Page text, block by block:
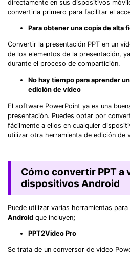
directamente en sus dispositivos
convertirla primero para facilitar el
Para obtener una copia de alta
Convertir la presentación PPT en un
de los elementos de la presentación,
durante el proceso de compartición.
No hay tiempo para aprender
edición de vídeo
El software PowerPoint ya es una
presentación. Puedes optar por
fácilmente a ellos en cualquier
utilizar otra herramienta de edición de
Cómo convertir PPT a
dispositivos Android
Puede utilizar varias herramientas para
Android que incluyen;
PPT2Video Pro
Se trata de un conversor de vídeo